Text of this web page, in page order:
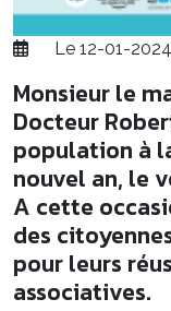
Le 12-01-
Monsieur le
Docteur
population à
nouvel an, le
A cette
des
pour leurs
associatives.